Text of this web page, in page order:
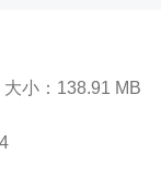
大小：138.91 MB